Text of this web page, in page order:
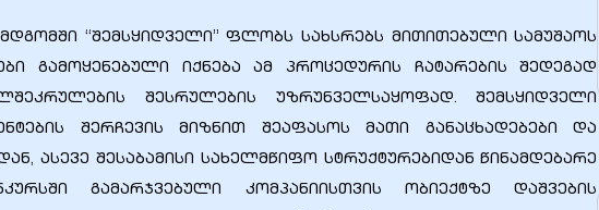
“შემსყიდველი” ფლობს სახსრებს მითითებული სამუშაოს
გამოყენებული იქნება ამ პროცედურის ჩატარების შედეგად
შესრულების უზრუნველსაყოფად. შემსყიდველი
შერჩევის მიზნით შეაფასოს მათი განაცხადებები და
ასევე შესაბამისი სახელმწიფო სტრუქტურებიდან წინამდებარე
გამარჯვებული კომპანიისთვის ობიექტზე დაშვების